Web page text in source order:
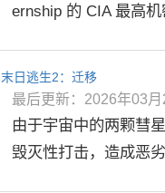
ernship 的 CIA 最高
末日逃生2：迁移
最后更新：2026年03月
由于宇宙中的两颗彗
毁灭性打击，造成恶